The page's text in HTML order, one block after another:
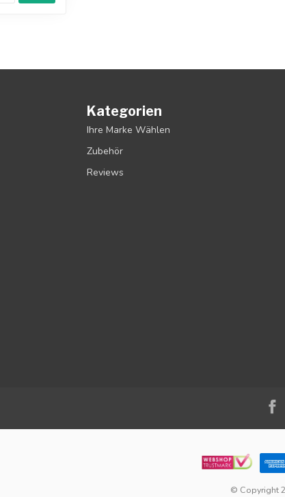
Kategorien
Ihre Marke Wählen
Zubehör
Reviews
© Copyright